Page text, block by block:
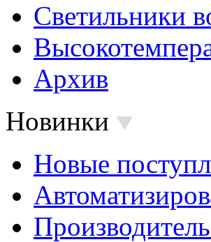
Светильники
Архив
Новинки
Новые